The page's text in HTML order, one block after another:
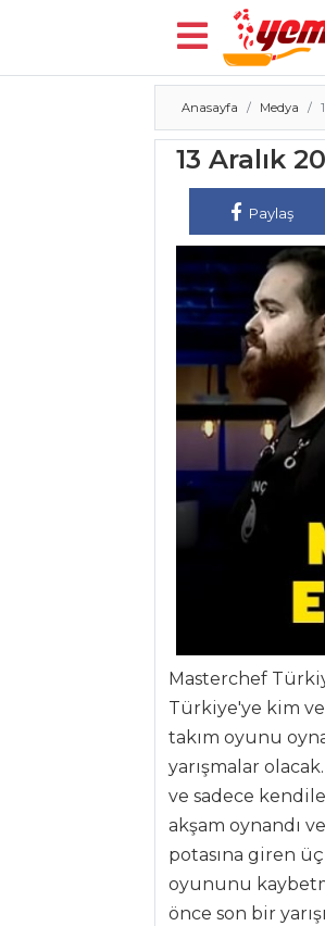
ŞEFİN TARİFLERİ
Anasayfa Medya
13 Aralık
Paylaş
Masterchef
Türkiye'ye kim
takım oyunu
yarışmalar
ve sadece
akşam oynandı
potasına giren
oyununu
önce son bir